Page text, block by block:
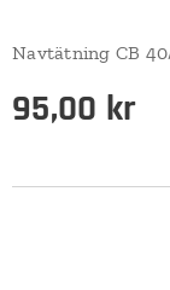
Navtätning CB
95,00 kr